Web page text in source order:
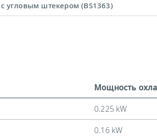
угловым штекером (BS1363)
Мощность
0.225 kW
0.16 kW